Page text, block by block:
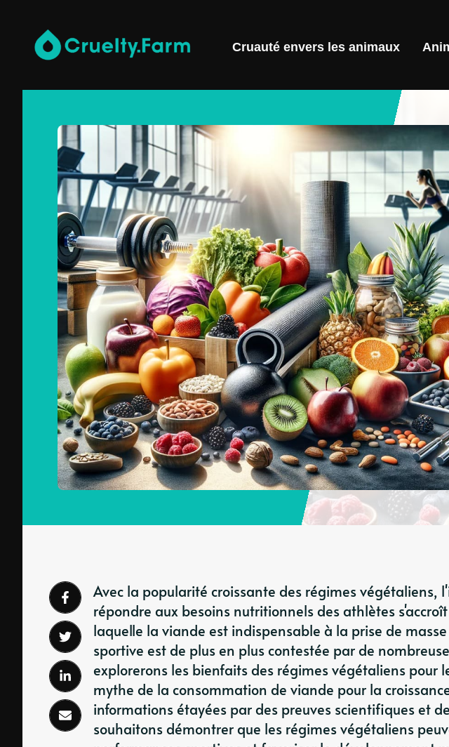
Cruauté envers les animaux
Avec la popularité croissante des régimes végétaliens,
répondre aux besoins nutritionnels des athlètes
laquelle la viande est indispensable à la prise de
sportive est de plus en plus contestée par de
explorerons les bienfaits des régimes végétaliens pour
mythe de la consommation de viande pour la
informations étayées par des preuves scientifiques et
souhaitons démontrer que les régimes végétaliens